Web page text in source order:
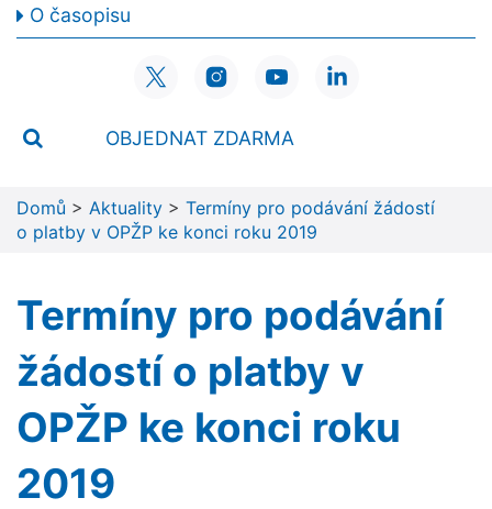
O časopisu
OBJEDNAT ZDARMA
Domů > Aktuality > Termíny pro podávání žádostí
o platby v OPŽP ke konci roku 2019
Termíny pro podávání
žádostí o platby v
OPŽP ke konci roku
2019